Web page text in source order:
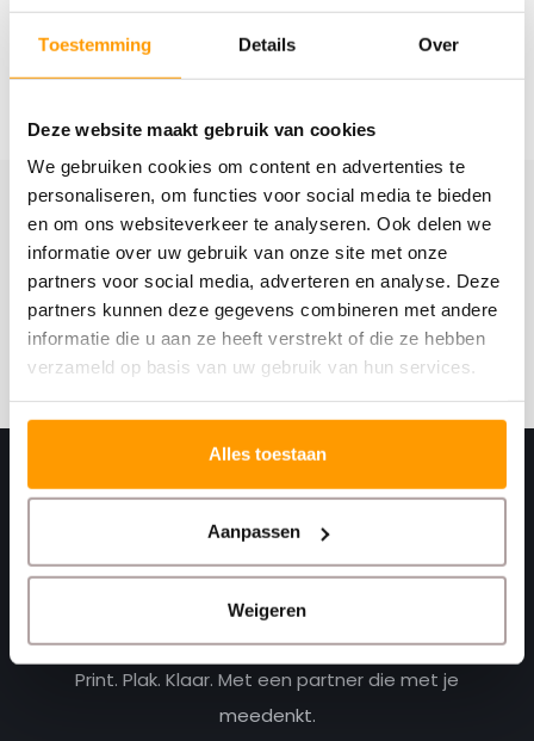
Toestemming Details Over
Deze website maakt gebruik van cookies
We gebruiken cookies om content en advertenties te
personaliseren, om functies voor social media te bieden
en om ons websiteverkeer te analyseren. Ook delen we
informatie over uw gebruik van onze site met onze
partners voor social media, adverteren en analyse. Deze
partners kunnen deze gegevens combineren met andere
informatie die u aan ze heeft verstrekt of die ze hebben
verzameld op basis van uw gebruik van hun services.
Alles toestaan
Aanpassen
Weigeren
Schrijf je hier in voor onze nieuwsbrief
Ontvang onze nieuwste aanbiedingen en
kortingscodes
Abonneer
Print. Plak. Klaar. Met een partner die met je
meedenkt.